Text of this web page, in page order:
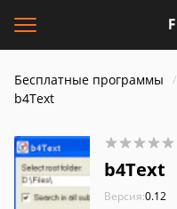
Бесплатные программы
b4Text
b4Text
Версия:0.12